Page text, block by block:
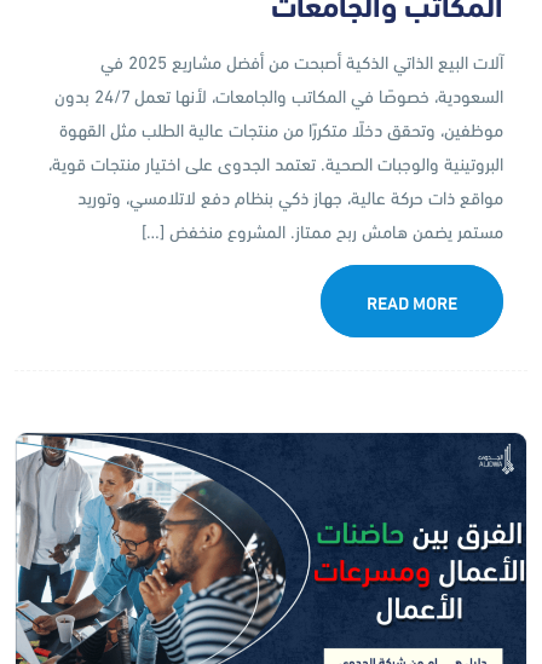
آلات البيع الذاتي الذكية أصبحت من أفضل مشاريع 2025 في
السعودية، خصوصًا في المكاتب والجامعات، لأنها تعمل 24/7 بدون
موظفين، وتحقق دخلًا متكررًا من منتجات عالية الطلب مثل القهوة
البروتينية والوجبات الصحية. تعتمد الجدوى على اختيار منتجات قوية،
مواقع ذات حركة عالية، جهاز ذكي بنظام دفع لاتلامسي، وتوريد
مستمر يضمن هامش ربح ممتاز. المشروع منخفض […]
READ MORE